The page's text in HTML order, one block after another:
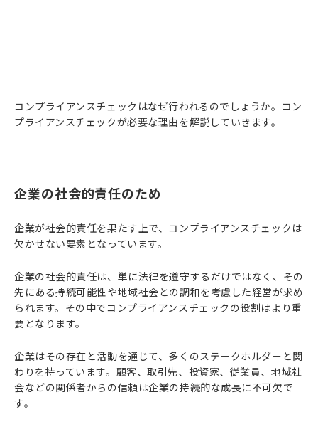
コンプライアンスチェックはなぜ行われるのでしょうか。コン
プライアンスチェックが必要な理由を解説していきます。
企業の社会的責任のため
企業が社会的責任を果たす上で、コンプライアンスチェックは
欠かせない要素となっています。
企業の社会的責任は、単に法律を遵守するだけではなく、その
先にある持続可能性や地域社会との調和を考慮した経営が求め
られます。その中でコンプライアンスチェックの役割はより重
要となります。
企業はその存在と活動を通じて、多くのステークホルダーと関
わりを持っています。顧客、取引先、投資家、従業員、地域社
会などの関係者からの信頼は企業の持続的な成長に不可欠で
す。